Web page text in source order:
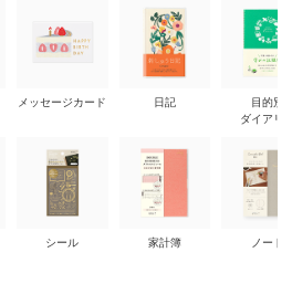
メッセージカード
シール
日記
家計簿
目的別
ダイアリ
ノート